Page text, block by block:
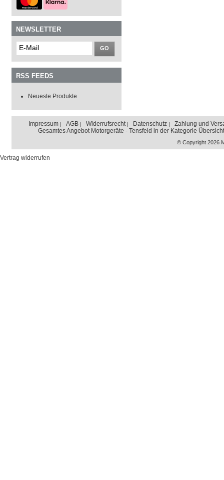
NEWSLETTER
GO
RSS FEEDS
Neueste Produkte
Impressum AGB Widerrufsrecht Datenschutz
Zahlung und
Gesamtes Angebot Motorgeräte - Tensfeld in der Kategorie Übersicht
© Copyright 2026
Vertrag widerrufen